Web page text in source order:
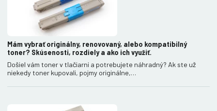
Mám vybrať originálny, renovovaný, alebo kompatibilný
toner? Skúsenosti, rozdiely a ako ich využiť.
Došiel vám toner v tlačiarni a potrebujete náhradný? Ak ste už
niekedy toner kupovali, pojmy originálne,…